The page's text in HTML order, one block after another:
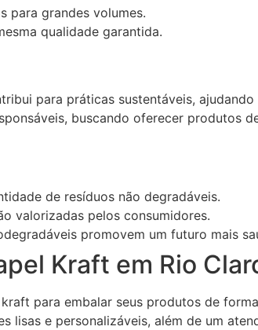
para grandes volumes.
qualidade garantida.
para práticas sustentáveis,
buscando oferecer produtos
de resíduos não degradáveis.
valorizadas pelos consumidores.
promovem um futuro mais
Kraft em Rio
para embalar seus produtos de
lisas e personalizáveis, além de um